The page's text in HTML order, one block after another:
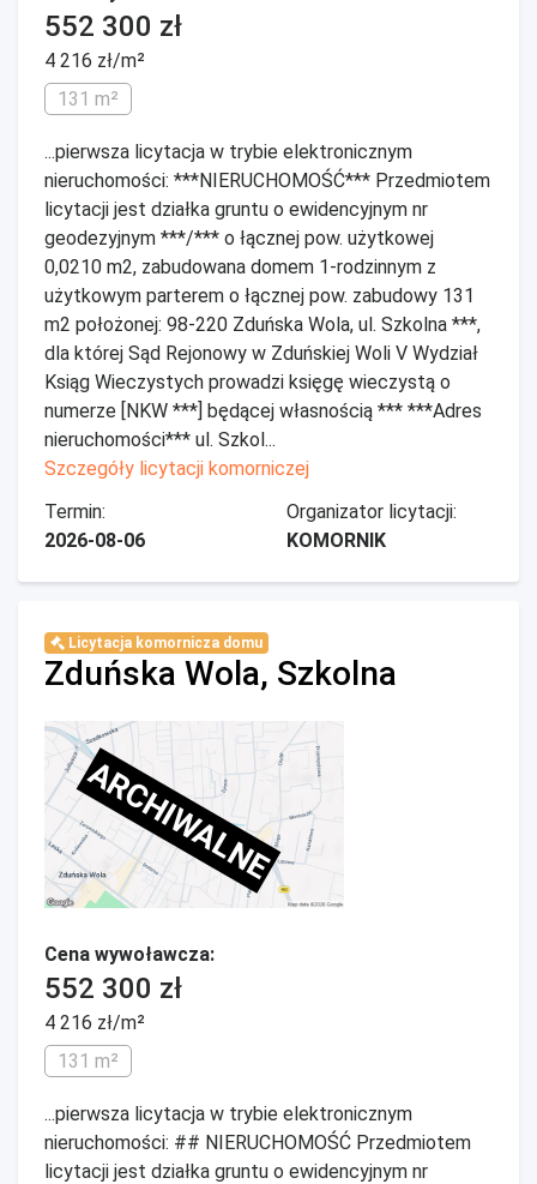
552 300 zł
4 216 zł/m²
131 m²
...pierwsza licytacja w trybie elektronicznym
nieruchomości: ***NIERUCHOMOŚĆ*** Przedmiotem
licytacji jest działka gruntu o ewidencyjnym nr
geodezyjnym ***/*** o łącznej pow. użytkowej
0,0210 m2, zabudowana domem 1-rodzinnym z
użytkowym parterem o łącznej pow. zabudowy 131
m2 położonej: 98-220 Zduńska Wola, ul. Szkolna ***,
dla której Sąd Rejonowy w Zduńskiej Woli V Wydział
Ksiąg Wieczystych prowadzi księgę wieczystą o
numerze [NKW ***] będącej własnością *** ***Adres
nieruchomości*** ul. Szkol...
Szczegóły licytacji komorniczej
Termin:
2026-08-06
Organizator licytacji:
KOMORNIK
Licytacja komornicza domu
Zduńska Wola, Szkolna
ARCHIWALNE
Cena wywoławcza:
552 300 zł
4 216 zł/m²
131 m²
...pierwsza licytacja w trybie elektronicznym
nieruchomości: ## NIERUCHOMOŚĆ Przedmiotem
licytacji jest działka gruntu o ewidencyjnym nr